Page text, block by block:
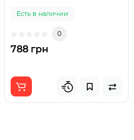
Есть в наличии
0
788 грн